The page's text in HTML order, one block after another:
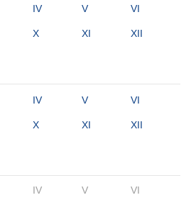
IV V VI
X XI XII
IV V VI
X XI XII
IV V VI